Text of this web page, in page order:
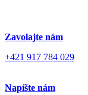
Zavolajte nám
+421 917 784 029
Napíšte nám